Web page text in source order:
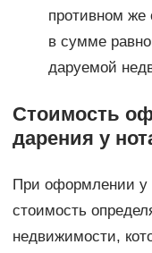
противном же
в сумме
даруемой
Стоимость
дарения у
При оформлении у
стоимость
недвижимости,